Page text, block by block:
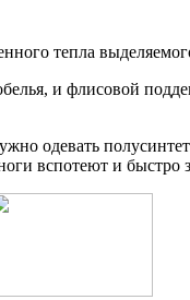
тепла
и флисовой
одевать
вспотеют и быстро